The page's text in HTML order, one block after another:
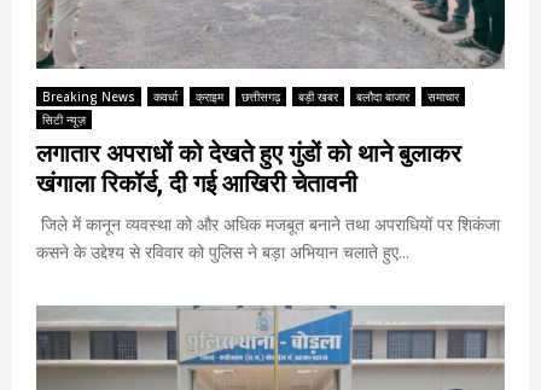
Breaking News कवर्धा क्राइम छत्तीसगढ़ बड़ी खबर बलौदा बाजार
समाचार
सिटी न्यूज़
लगातार अपराधों को देखते हुए गुंडों को थाने बुलाकर
खंगाला रिकॉर्ड, दी गई आखिरी चेतावनी
जिले में कानून व्यवस्था को और अधिक मजबूत बनाने तथा अपराधियों पर शिकंजा
कसने के उद्देश्य से रविवार को पुलिस ने बड़ा अभियान चलाते हुए...